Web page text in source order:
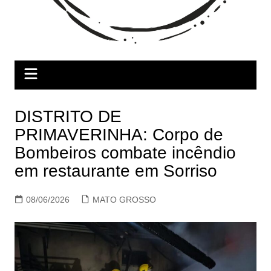
DISTRITO DE
PRIMAVERINHA: Corpo de
Bombeiros combate incêndio
em restaurante em Sorriso
08/06/2026 MATO GROSSO